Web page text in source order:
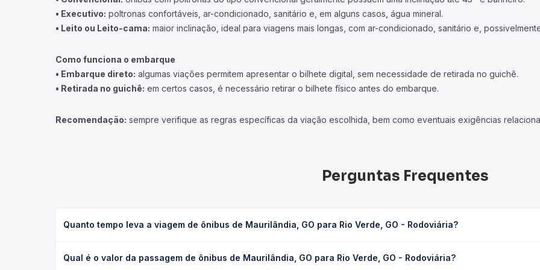
• Executivo: poltronas confortáveis, ar-condicionado, sanitário e, em alguns casos, água mineral.
• Leito ou Leito-cama: maior inclinação, ideal para viagens mais longas, com ar-condicionado, sanitário e,
Como funciona o embarque
• Embarque direto: algumas viações permitem apresentar o bilhete digital, sem necessidade de retirada no guichê.
• Retirada no guichê: em certos casos, é necessário retirar o bilhete físico antes do embarque.
Recomendação: sempre verifique as regras específicas da viação escolhida, bem como eventuais exigências
Perguntas Frequentes
Quanto tempo leva a viagem de ônibus de Maurilândia, GO para Rio Verde, GO - Rodoviária?
executivo ou leito) e as condições de tráfego. Na Quero Passagem você consulta os horários disponíveis e vê a
Qual é o valor da passagem de ônibus de Maurilândia, GO para Rio Verde, GO - Rodoviária?